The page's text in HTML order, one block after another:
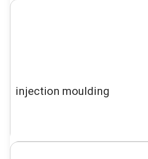
injection moulding